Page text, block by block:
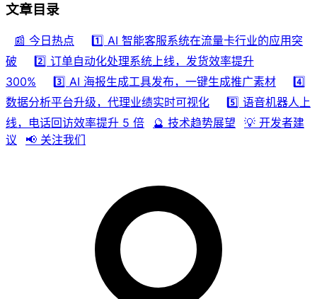
文章目录
📰 今日热点
1️⃣ AI 智能客服系统在流量卡行业的应用突
破
2️⃣ 订单自动化处理系统上线，发货效率提升
300%
3️⃣ AI 海报生成工具发布，一键生成推广素材
4️⃣
数据分析平台升级，代理业绩实时可视化
5️⃣ 语音机器人上
线，电话回访效率提升 5 倍
🔮 技术趋势展望
💡 开发者建
议
📢 关注我们